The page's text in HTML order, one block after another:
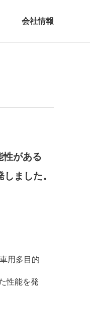
会社情報
性がある
ました。
用多目的
性能を発